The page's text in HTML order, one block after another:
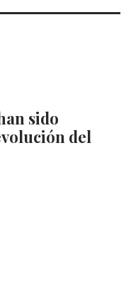
sido
del